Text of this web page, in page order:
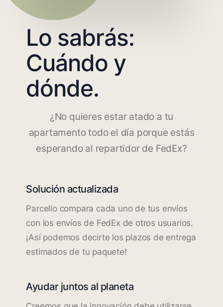
Lo sabrás:
Cuándo y
dónde.
¿No quieres estar atado a tu
apartamento todo el día porque estás
esperando al repartidor de FedEx?
Solución actualizada
Parcello compara cada uno de tus envíos
con los envíos de FedEx de otros usuarios.
¡Así podemos decirte los plazos de entrega
estimados de tu paquete!
Ayudar juntos al planeta